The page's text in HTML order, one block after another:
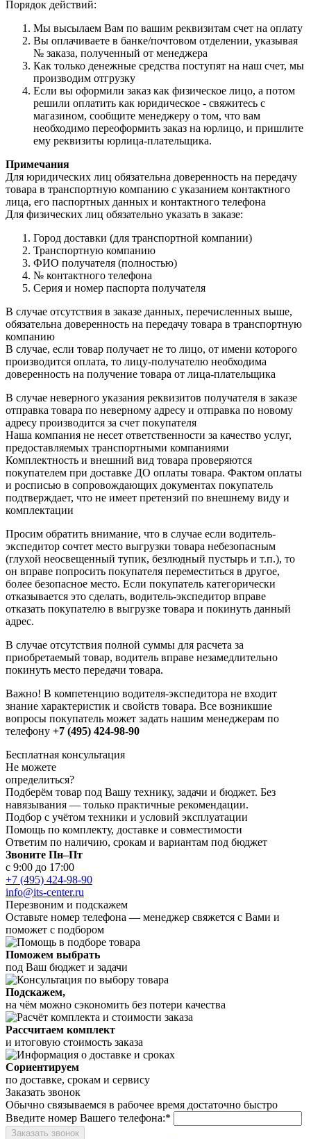
Порядок действий:
Мы высылаем Вам по вашим реквизитам счет на оплату
Вы оплачиваете в банке/почтовом отделении, указывая
№ заказа, полученный от менеджера
Как только денежные средства поступят на наш счет, мы
производим отгрузку
Если вы оформили заказ как физическое лицо, а потом
решили оплатить как юридическое - свяжитесь с
магазином, сообщите менеджеру о том, что вам
необходимо переоформить заказ на юрлицо, и пришлите
ему реквизиты юрлица-плательщика.
Примечания
Для юридических лиц обязательна доверенность на передачу
товара в транспортную компанию с указанием контактного
лица, его паспортных данных и контактного телефона
Для физических лиц обязательно указать в заказе:
Город доставки (для транспортной компании)
Транспортную компанию
ФИО получателя (полностью)
№ контактного телефона
Серия и номер паспорта получателя
В случае отсутствия в заказе данных, перечисленных выше,
обязательна доверенность на передачу товара в транспортную
компанию
В случае, если товар получает не то лицо, от имени которого
производится оплата, то лицу-получателю необходима
доверенность на получение товара от лица-плательщика
В случае неверного указания реквизитов получателя в заказе
отправка товара по неверному адресу и отправка по новому
адресу производится за счет покупателя
Наша компания не несет ответственности за качество услуг,
предоставляемых транспортными компаниями
Комплектность и внешний вид товара проверяются
покупателем при доставке ДО оплаты товара. Фактом оплаты
и росписью в сопровождающих документах покупатель
подтверждает, что не имеет претензий по внешнему виду и
комплектации
Просим обратить внимание, что в случае если водитель-
экспедитор сочтет место выгрузки товара небезопасным
(глухой неосвещенный тупик, безлюдный пустырь и т.п.), то
он вправе попросить покупателя переместиться в другое,
более безопасное место. Если покупатель категорически
отказывается это сделать, водитель-экспедитор вправе
отказать покупателю в выгрузке товара и покинуть данный
адрес.
В случае отсутствия полной суммы для расчета за
приобретаемый товар, водитель вправе незамедлительно
покинуть место передачи товара.
Важно! В компетенцию водителя-экспедитора не входит
знание характеристик и свойств товара. Все возникшие
вопросы покупатель может задать нашим менеджерам по
телефону +7 (495) 424-98-90
Бесплатная консультация
Не можете
определиться?
Подберём товар под Вашу технику, задачи и бюджет. Без
навязывания — только практичные рекомендации.
Подбор с учётом техники и условий эксплуатации
Помощь по комплекту, доставке и совместимости
Ответим по наличию, срокам и вариантам под бюджет
Звоните Пн–Пт
с 9:00 до 17:00
+7 (495) 424-98-90
info@its-center.ru
Перезвоним и подскажем
Оставьте номер телефона — менеджер свяжется с Вами и
поможет с подбором
Поможем выбрать
под Ваш бюджет и задачи
Подскажем,
на чём можно сэкономить без потери качества
Рассчитаем комплект
и итоговую стоимость заказа
Сориентируем
по доставке, срокам и сервису
Заказать звонок
Обычно связываемся в рабочее время достаточно быстро
Введите номер Вашего телефона:*
Заказать звонок